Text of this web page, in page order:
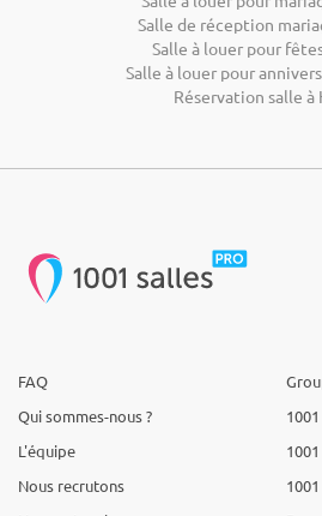
Salle de réception
Salle à louer pour
Salle à louer pour
Réservation salle à
FAQ
Qui sommes-nous ?
L'équipe
Nous recrutons